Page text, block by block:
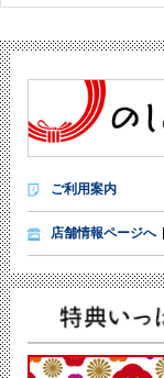
ご利用案内
店舗情報ページへ